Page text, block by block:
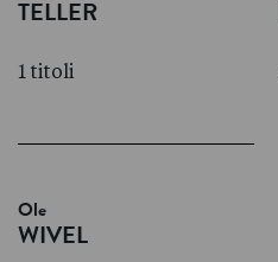
TELLER
1 titoli
Ole
WIVEL